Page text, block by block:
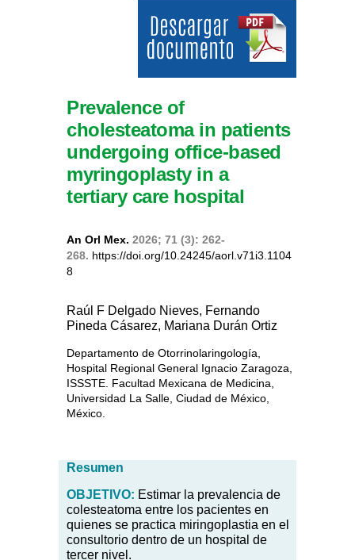
Prevalence of
cholesteatoma in patients
undergoing office-based
myringoplasty in a
tertiary care hospital
An Orl Mex. 2026; 71 (3): 262-
268. https://doi.org/10.24245/aorl.v71i3.1104
8
Raúl F Delgado Nieves, Fernando
Pineda Cásarez, Mariana Durán Ortiz
Departamento de Otorrinolaringología,
Hospital Regional General Ignacio Zaragoza,
ISSSTE. Facultad Mexicana de Medicina,
Universidad La Salle, Ciudad de México,
México.
Resumen
OBJETIVO: Estimar la prevalencia de
colesteatoma entre los pacientes en
quienes se practica miringoplastia en el
consultorio dentro de un hospital de
tercer nivel.